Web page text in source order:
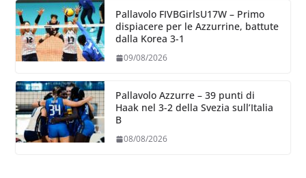
Pallavolo FIVBGirlsU17W – Primo
dispiacere per le Azzurrine, battute
dalla Korea 3-1
09/08/2026
Pallavolo Azzurre – 39 punti di
Haak nel 3-2 della Svezia sull’Italia
B
08/08/2026